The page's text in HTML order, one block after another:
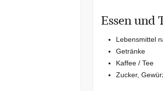
Essen und
Lebensmittel
Getränke
Kaffee / Tee
Zucker,